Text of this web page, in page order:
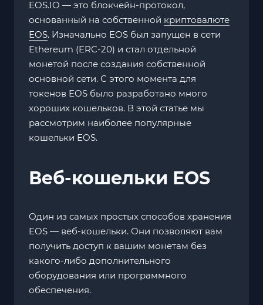
EOS.IO — это блокчейн-протокол,
основанный на собственной криптовалюте
EOS. Изначально EOS был запущен в сети
Ethereum (ERC-20) и стал отдельной
монетой после создания собственной
основной сети. С этого момента для
токенов EOS было разработано много
хороших кошельков. В этой статье мы
рассмотрим наиболее популярные
кошельки EOS.
Веб-кошельки EOS
Один из самых простых способов хранения
EOS — веб-кошельки. Они позволяют вам
получить доступ к вашим монетам без
какого-либо дополнительного
оборудования или программного
обеспечения.